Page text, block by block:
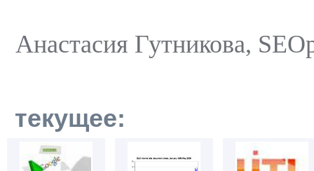
Анастасия Гутникова,
текущее: